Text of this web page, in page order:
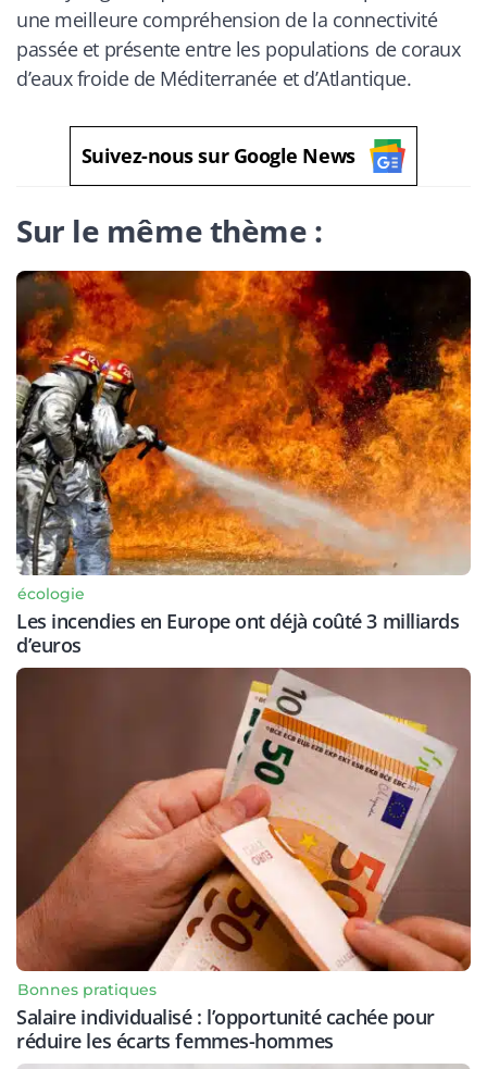
une meilleure compréhension de la connectivité
passée et présente entre les populations de coraux
d’eaux froide de Méditerranée et d’Atlantique.
Suivez-nous sur Google News
Sur le même thème :
écologie
Les incendies en Europe ont déjà coûté 3 milliards
d’euros
Bonnes pratiques
Salaire individualisé : l’opportunité cachée pour
réduire les écarts femmes-hommes